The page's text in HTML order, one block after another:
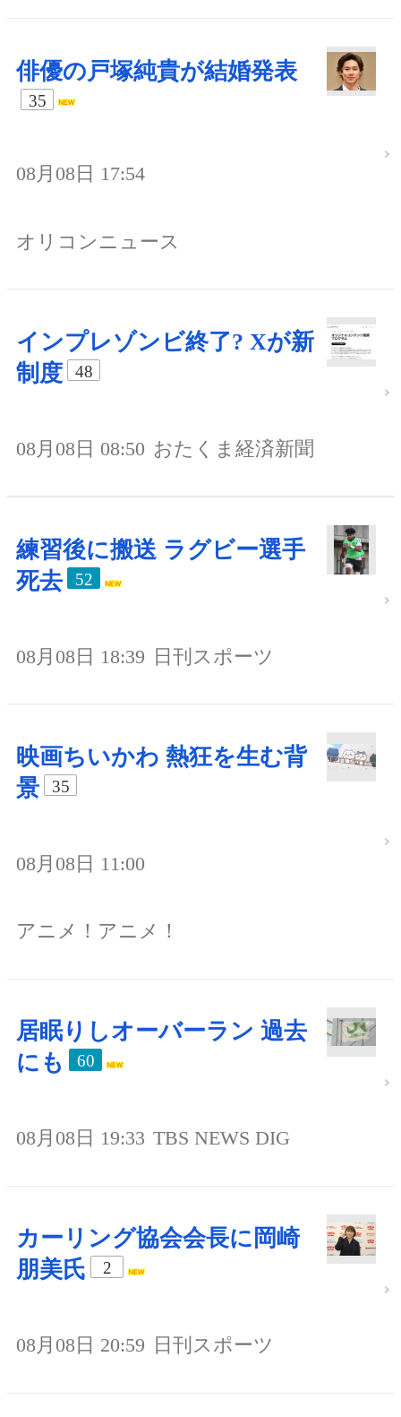
俳優の戸塚純貴が結婚発表
35
08月08日 17:54
オリコンニュース
インプレゾンビ終了? Xが新
制度
48
08月08日 08:50 おたくま経済新聞
練習後に搬送 ラグビー選手
死去
52
08月08日 18:39 日刊スポーツ
映画ちいかわ 熱狂を生む背
景
35
08月08日 11:00
アニメ！アニメ！
居眠りしオーバーラン 過去
にも
60
08月08日 19:33 TBS NEWS DIG
カーリング協会会長に岡崎
朋美氏
2
08月08日 20:59 日刊スポーツ